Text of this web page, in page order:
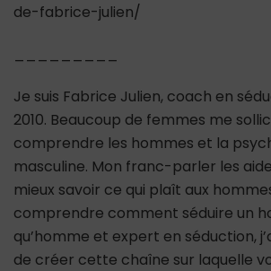
de-fabrice-julien/
Je suis Fabrice Julien, coach en
2010. Beaucoup de femmes me
comprendre les hommes et la
masculine. Mon franc-parler les
mieux savoir ce qui plaît aux
comprendre comment séduire un
qu’homme et expert en séduction,
de créer cette chaîne sur laquelle